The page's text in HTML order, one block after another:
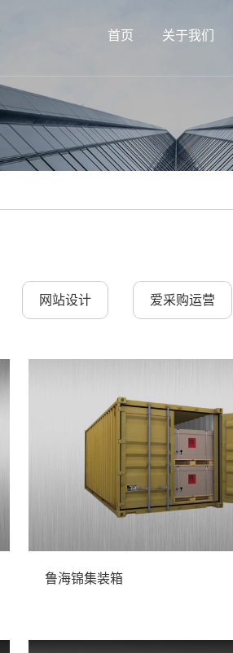
首页 关于我们
网站设计 爱采购运营
鲁海锦集装箱